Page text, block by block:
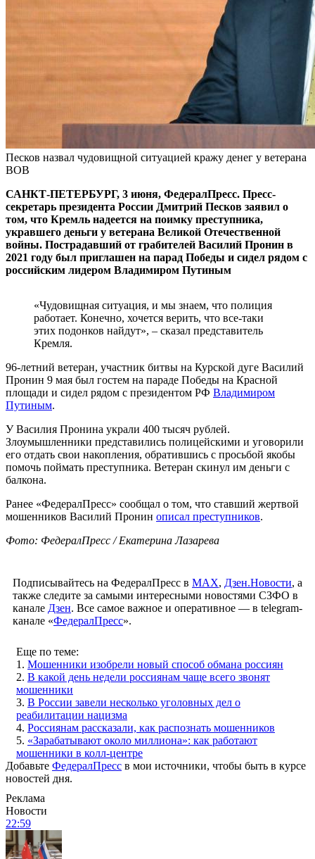
Песков назвал чудовищной ситуацией кражу денег у ветерана
ВОВ
САНКТ-ПЕТЕРБУРГ, 3 июня, ФедералПресс. Пресс-
секретарь президента России Дмитрий Песков заявил о
том, что Кремль надеется на поимку преступника,
укравшего деньги у ветерана Великой Отечественной
войны. Пострадавший от грабителей Василий Пронин в
2021 году был приглашен на парад Победы и сидел рядом с
российским лидером Владимиром Путиным
«Чудовищная ситуация, и мы знаем, что полиция
работает. Конечно, хочется верить, что все-таки
этих подонков найдут», – сказал представитель
Кремля.
96-летний ветеран, участник битвы на Курской дуге Василий
Пронин 9 мая был гостем на параде Победы на Красной
площади и сидел рядом с президентом РФ Владимиром
Путиным.
У Василия Пронина украли 400 тысяч рублей.
Злоумышленники представились полицейскими и уговорили
его отдать свои накопления, обратившись с просьбой якобы
помочь поймать преступника. Ветеран скинул им деньги с
балкона.
Ранее «ФедералПресс» сообщал о том, что ставший жертвой
мошенников Василий Пронин описал преступников.
Фото: ФедералПресс / Екатерина Лазарева
Подписывайтесь на ФедералПресс в МАХ, Дзен.Новости, а
также следите за самыми интересными новостями СЗФО в
канале Дзен. Все самое важное и оперативное — в telegram-
канале «ФедералПресс».
Еще по теме:
1. Мошенники изобрели новый способ обмана россиян
2. В какой день недели россиянам чаще всего звонят
мошенники
3. В России завели несколько уголовных дел о
реабилитации нацизма
4. Россиянам рассказали, как распознать мошенников
5. «Зарабатывают около миллиона»: как работают
мошенники в колл-центре
Добавьте ФедералПресс в мои источники, чтобы быть в курсе
новостей дня.
Реклама
Новости
22:59